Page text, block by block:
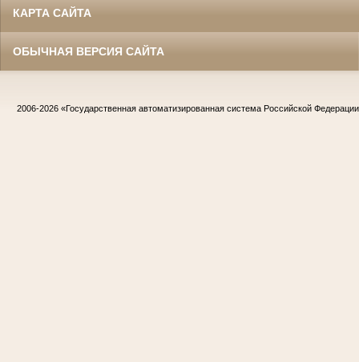
КАРТА САЙТА
ОБЫЧНАЯ ВЕРСИЯ САЙТА
2006-2026 «Государственная автоматизированная система Российской